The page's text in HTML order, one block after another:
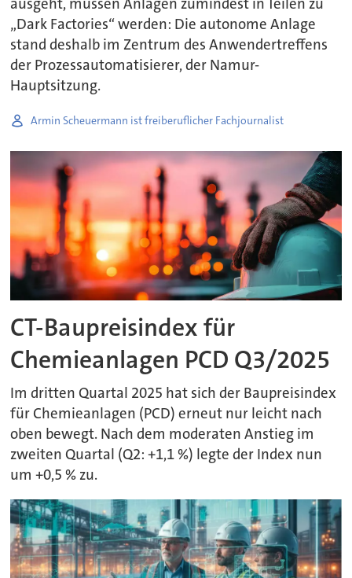
ausgeht, müssen Anlagen zumindest in Teilen zu
„Dark Factories“ werden: Die autonome Anlage
stand deshalb im Zentrum des Anwendertreffens
der Prozessautomatisierer, der Namur-
Hauptsitzung.
Armin Scheuermann ist freiberuflicher Fachjournalist
CT-Baupreisindex für
Chemieanlagen PCD Q3/2025
Im dritten Quartal 2025 hat sich der Baupreisindex
für Chemieanlagen (PCD) erneut nur leicht nach
oben bewegt. Nach dem moderaten Anstieg im
zweiten Quartal (Q2: +1,1 %) legte der Index nun
um +0,5 % zu.